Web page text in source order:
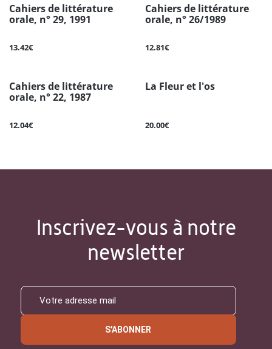
Cahiers de littérature
orale, n° 29, 1991
13.42€
Cahiers de littérature
orale, n° 26/1989
12.81€
Cahiers de littérature
orale, n° 22, 1987
12.04€
La Fleur et l'os
20.00€
Inscrivez-vous à notre
newsletter
S'ABONNER